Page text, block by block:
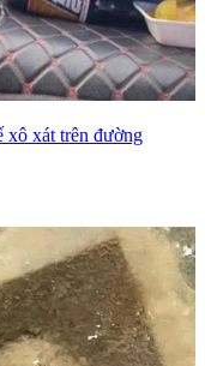
xô xát trên đường